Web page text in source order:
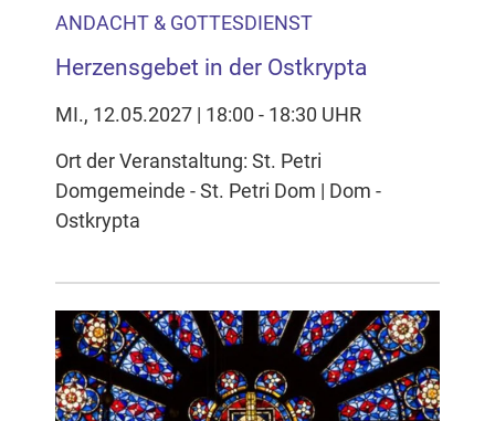
ANDACHT & GOTTESDIENST
Herzensgebet in der Ostkrypta
MI., 12.05.2027 | 18:00 - 18:30 UHR
Ort der Veranstaltung: St. Petri
Domgemeinde - St. Petri Dom | Dom -
Ostkrypta